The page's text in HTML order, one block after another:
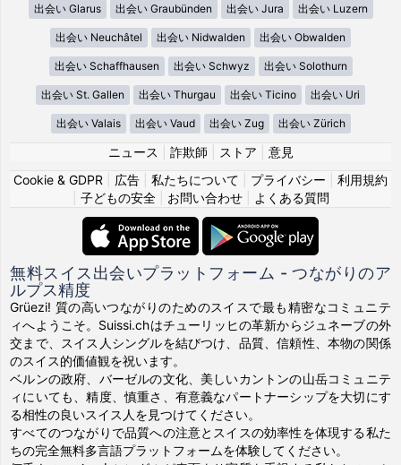
出会い Glarus 出会い Graubünden 出会い Jura 出会い Luzern
出会い Neuchâtel 出会い Nidwalden 出会い Obwalden
出会い Schaffhausen 出会い Schwyz 出会い Solothurn
出会い St. Gallen 出会い Thurgau 出会い Ticino 出会い Uri
出会い Valais 出会い Vaud 出会い Zug 出会い Zürich
ニュース 詐欺師 ストア
意見
Cookie & GDPR
広告 私たちについて プライバシー
利用規約
子どもの安全| お問い合わせ| よくある質問
無料スイス出会いプラットフォーム - つながりのア
ルプス精度
Grüezi! 質の高いつながりのためのスイスで最も精密なコミュニテ
ィへようこそ。Suissi.chはチューリッヒの革新からジュネーブの外
交まで、スイス人シングルを結びつけ、品質、信頼性、本物の関係
のスイス的価値観を祝います。
ベルンの政府、バーゼルの文化、美しいカントンの山岳コミュニテ
ィにいても、精度、慎重さ、有意義なパートナーシップを大切にす
る相性の良いスイス人を見つけてください。
すべてのつながりで品質への注意とスイスの効率性を体現する私た
ちの完全無料多言語プラットフォームを体験してください。